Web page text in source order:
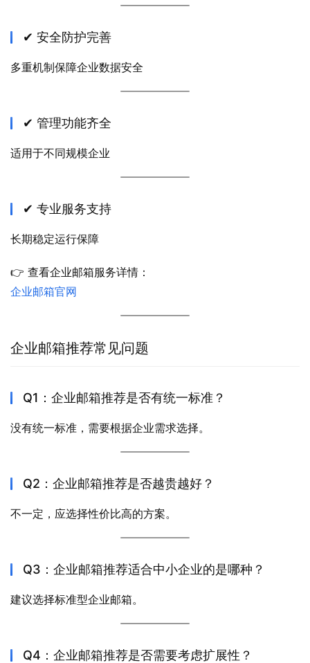
✔ 安全防护完善
多重机制保障企业数据安全
✔ 管理功能齐全
适用于不同规模企业
✔ 专业服务支持
长期稳定运行保障
👉 查看企业邮箱服务详情：
企业邮箱官网
企业邮箱推荐常见问题
Q1：企业邮箱推荐是否有统一标准？
没有统一标准，需要根据企业需求选择。
Q2：企业邮箱推荐是否越贵越好？
不一定，应选择性价比高的方案。
Q3：企业邮箱推荐适合中小企业的是哪种？
建议选择标准型企业邮箱。
Q4：企业邮箱推荐是否需要考虑扩展性？